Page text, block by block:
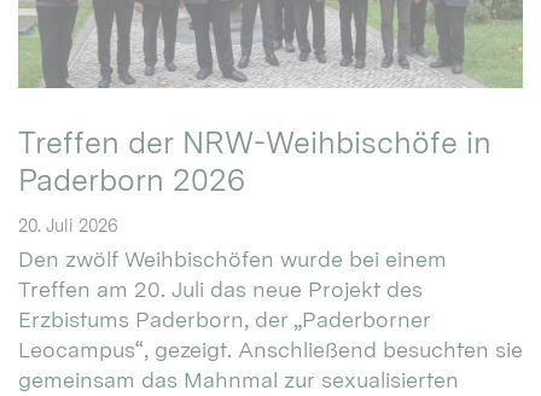
Treffen der NRW-Weihbischöfe in
Paderborn 2026
20. Juli 2026
Den zwölf Weihbischöfen wurde bei einem
Treffen am 20. Juli das neue Projekt des
Erzbistums Paderborn, der „Paderborner
Leocampus“, gezeigt. Anschließend besuchten sie
gemeinsam das Mahnmal zur sexualisierten